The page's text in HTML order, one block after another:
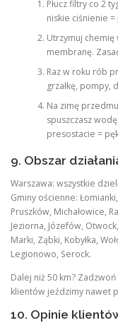
Płucz filtry co 2
niskie ciśnienie
Utrzymuj chemię
membranę.
Raz w roku rób
grzałkę, pompy,
Na zimę
spuszczasz
presostacie =
9. Obszar
Warszawa: wszystkie
Gminy ościenne:
Pruszków, Michałowice,
Jeziorna, Józefów,
Marki, Ząbki, Kobyłka,
Legionowo, Serock.
Dalej niż 50 km?
klientów jeździmy nawet
10. Opinie